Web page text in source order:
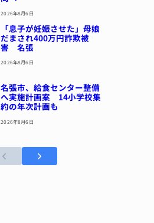
2026年8月6日
「息子が妊娠させた」母娘
だまされ400万円詐欺被
害 名張
2026年8月6日
名張市、給食センター整備
へ実施計画案 14小学校集
約の年次計画も
2026年8月6日